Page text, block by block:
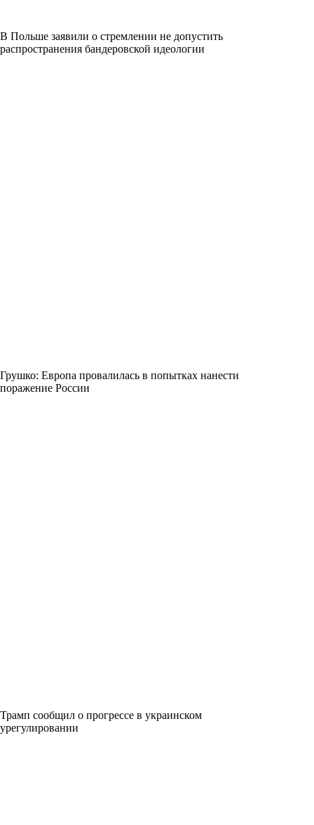
В Польше заявили о стремлении не допустить
распространения бандеровской идеологии
Грушко: Европа провалилась в попытках нанести
поражение России
Трамп сообщил о прогрессе в украинском
урегулировании